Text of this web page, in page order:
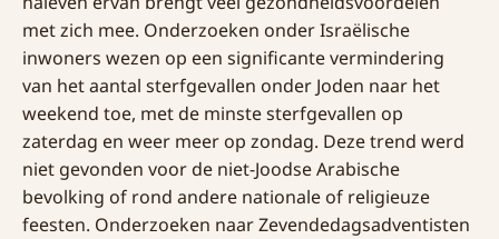
met zich mee. Onderzoeken onder Israëlische
inwoners wezen op een significante vermindering
van het aantal sterfgevallen onder Joden naar het
weekend toe, met de minste sterfgevallen op
zaterdag en weer meer op zondag. Deze trend werd
niet gevonden voor de niet-Joodse Arabische
bevolking of rond andere nationale of religieuze
feesten. Onderzoeken naar Zevendedagsadventisten